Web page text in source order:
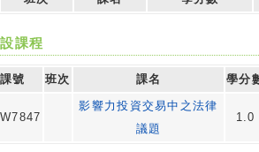
課程
課號 班次 課名 學分
影響力投資交易中之法律
議題
1.0